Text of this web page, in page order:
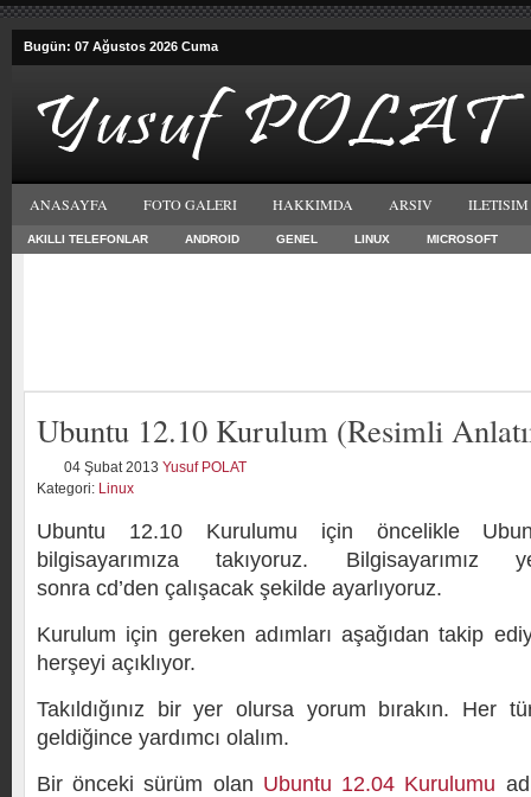
Bugün: 07 Ağustos 2026 Cuma
ANASAYFA FOTO GALERI HAKKIMDA ARSIV ILETISIM
AKILLI TELEFONLAR ANDROID GENEL LINUX MICROSOFT
Ubuntu 12.10 Kurulum (Resimli
04 Şubat 2013 Yusuf POLAT
Kategori: Linux
Ubuntu 12.10 Kurulumu için öncelikle
bilgisayarımıza takıyoruz. Bilgisayarımız
sonra cd’den çalışacak şekilde ayarlıyoruz.
Kurulum için gereken adımları aşağıdan takip
herşeyi açıklıyor.
Takıldığınız bir yer olursa yorum bırakın. Her
geldiğince yardımcı olalım.
Bir önceki sürüm olan Ubuntu 12.04 Kurulumu